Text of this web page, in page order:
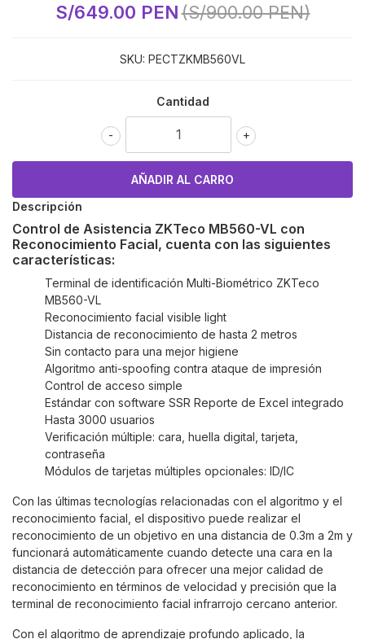
S/649.00 PEN(S/900.00 PEN)
SKU: PECTZKMB560VL
Cantidad
+
-
Descripción
Control de Asistencia ZKTeco MB560-VL con
Reconocimiento Facial, cuenta con las siguientes
características:
Terminal de identificación Multi-Biométrico ZKTeco
MB560-VL
Reconocimiento facial visible light
Distancia de reconocimiento de hasta 2 metros
Sin contacto para una mejor higiene
Algoritmo anti-spoofing contra ataque de impresión
Control de acceso simple
Estándar con software SSR Reporte de Excel integrado
Hasta 3000 usuarios
Verificación múltiple: cara, huella digital, tarjeta,
contraseña
Módulos de tarjetas múltiples opcionales: ID/IC
Con las últimas tecnologías relacionadas con el algoritmo y el
reconocimiento facial, el dispositivo puede realizar el
reconocimiento de un objetivo en una distancia de 0.3m a 2m y
funcionará automáticamente cuando detecte una cara en la
distancia de detección para ofrecer una mejor calidad de
reconocimiento en términos de velocidad y precisión que la
terminal de reconocimiento facial infrarrojo cercano anterior.
Con el algoritmo de aprendizaje profundo aplicado, la